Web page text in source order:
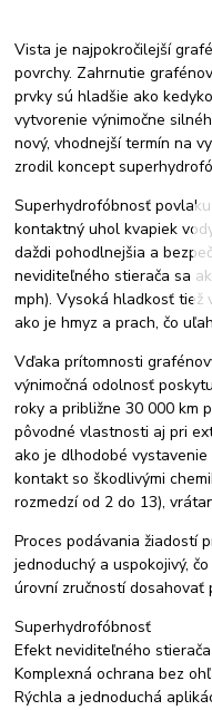
Vista je najpokročilejší
povrchy. Zahrnutie
prvky sú hladšie ako
vytvorenie výnimočne
nový, vhodnejší termín na
zrodil koncept
Superhydrofóbnosť
kontaktný uhol kvapiek
daždi pohodlnejšia a
neviditeľného stierača sa
mph). Vysoká hladkosť tiež
ako je hmyz a prach, čo
Vďaka prítomnosti
výnimočná odolnosť
roky a približne 30 000 km
pôvodné vlastnosti aj pri
ako je dlhodobé
kontakt so škodlivými
rozmedzí od 2 do 13),
Proces podávania žiadostí
jednoduchý a uspokojivý,
úrovní zručností dosahovať
Superhydrofóbnosť
Efekt neviditeľného
Komplexná ochrana bez
Rýchla a jednoduchá